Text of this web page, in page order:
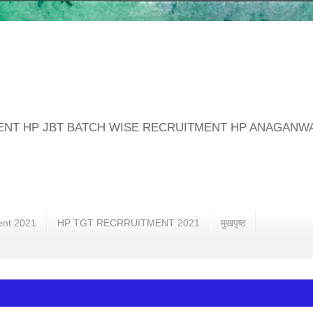
HP JBT BATCH WISE RECRUITMENT HP
2021 HP TGT RECRRUITMENT 2021 मुखपृष्ठ